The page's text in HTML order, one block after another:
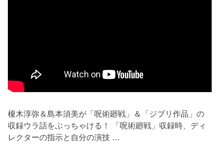
榎木淳弥＆島本須美が「呪術廻戦」＆「ジブリ作品」の
収録ウラ話をぶっちゃける！ 「呪術廻戦」収録時、ディ
レクターの指示と自分の演技 …